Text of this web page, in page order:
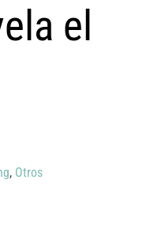
el
, Otros